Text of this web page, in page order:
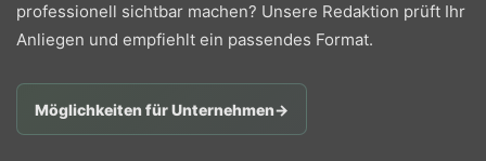
professionell sichtbar machen? Unsere Redaktion prüft Ihr
Anliegen und empfiehlt ein passendes Format.
Möglichkeiten für Unternehmen→